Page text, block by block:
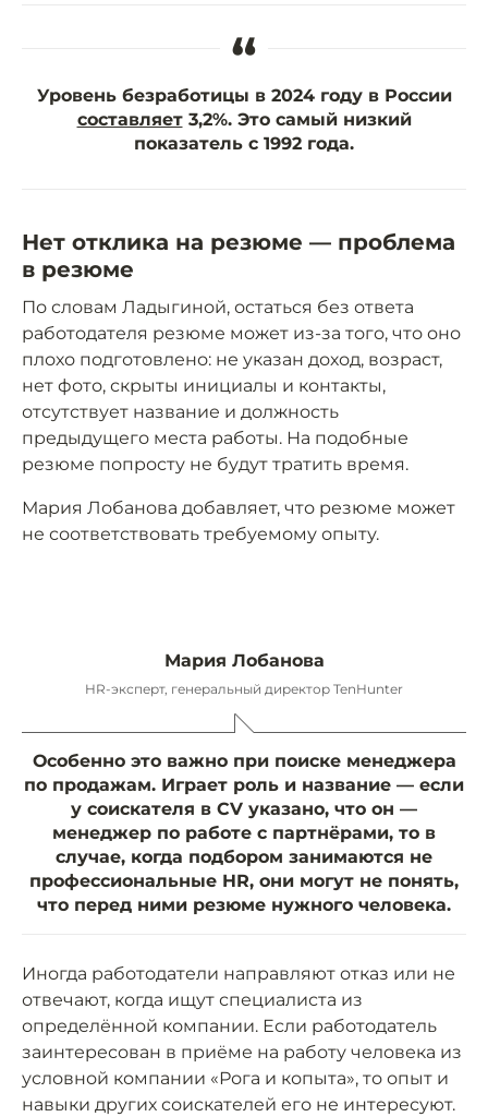
“
Уровень безработицы в 2024 году в России
составляет3,2%. Это самый низкий
показатель с 1992 года.
Нет отклика на резюме — проблема
в резюме
По словам Ладыгиной, остаться без ответа
работодателя резюме может из-за того, что оно
плохо подготовлено: не указан доход, возраст,
нет фото, скрыты инициалы и контакты,
отсутствует название и должность
предыдущего места работы. На подобные
резюме попросту не будут тратить время.
Мария Лобанова добавляет, что резюме может
не соответствовать требуемому опыту.
Мария Лобанова
HR-эксперт, генеральный директор TenHunter
Особенно это важно при поиске менеджера
по продажам. Играет роль и название — если
у соискателя в CV указано, что он —
менеджер по работе с партнёрами, то в
случае, когда подбором занимаются не
профессиональные HR, они могут не понять,
что перед ними резюме нужного человека.
Иногда работодатели направляют отказ или не
отвечают, когда ищут специалиста из
определённой компании. Если работодатель
заинтересован в приёме на работу человека из
условной компании «Рога и копыта», то опыт и
навыки других соискателей его не интересуют.